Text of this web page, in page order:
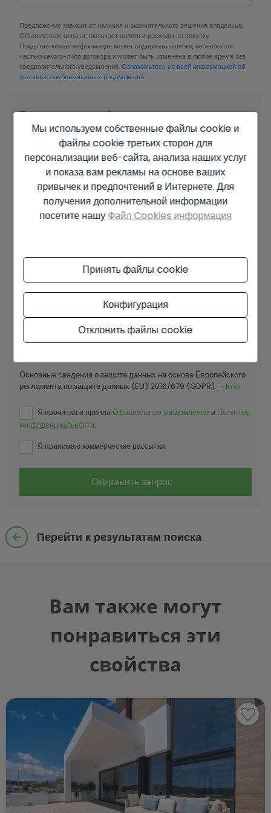
Предложение зависит от наличия и окончательного решения владельца.
Объявленная цена не включает налоги и расходы на покупку.
Представленная информация может содержать ошибки, не является
частью какого-либо договора и может быть изменена в любое время без
предварительного уведомления.Ознакомьтесь со всей информацией об
условиях опубликованных предложений.
Ваше полное имя*
Email*
Ваше сообщение
Основные сведения о защите данных на основе Европейского
регламента по защите данных (EU) 2016/679 (GDPR). + Info
Я прочитал и принял Официальное уведомление и Политику
конфиденциальности.
Я принимаю коммерческие рассылки
Отправить запрос
Перейти к результатам поиска
Вам также могут
понравиться эти
свойства
Мы используем собственные файлы cookie и
файлы cookie третьих сторон для
персонализации веб-сайта, анализа наших услуг
и показа вам рекламы на основе ваших
привычек и предпочтений в Интернете. Для
получения дополнительной информации
посетите нашуФайл Cookies информация
Принять файлы cookie
Конфигурация
Отклонить файлы cookie